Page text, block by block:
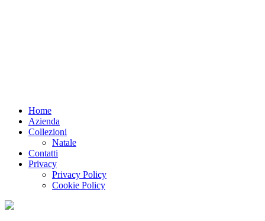
Home
Azienda
Collezioni
Natale
Contatti
Privacy
Privacy Policy
Cookie Policy